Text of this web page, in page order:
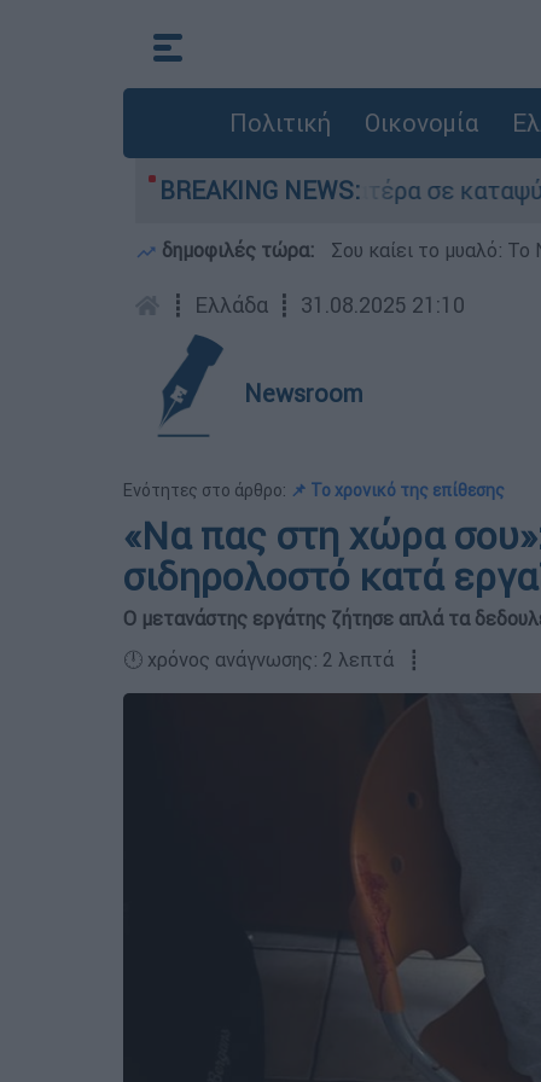
Πολιτική Οικονομία
BREAKING NEWS:
τον νεκρό του πατέρα σε καταψύκτη στον
δημοφιλές τώρα: Σου καίει το μυαλό:
┋ Ελλάδα ┋ 31.08.2025 21:10
Newsroom
Ενότητες στο άρθρο: 📌 Το χρονικό της επίθεσης
«Να πας στη χώρα
σιδηρολοστό κατά
Ο μετανάστης εργάτης ζήτησε απλά τα
🕛 χρόνος ανάγνωσης: 2 λεπτά ┋